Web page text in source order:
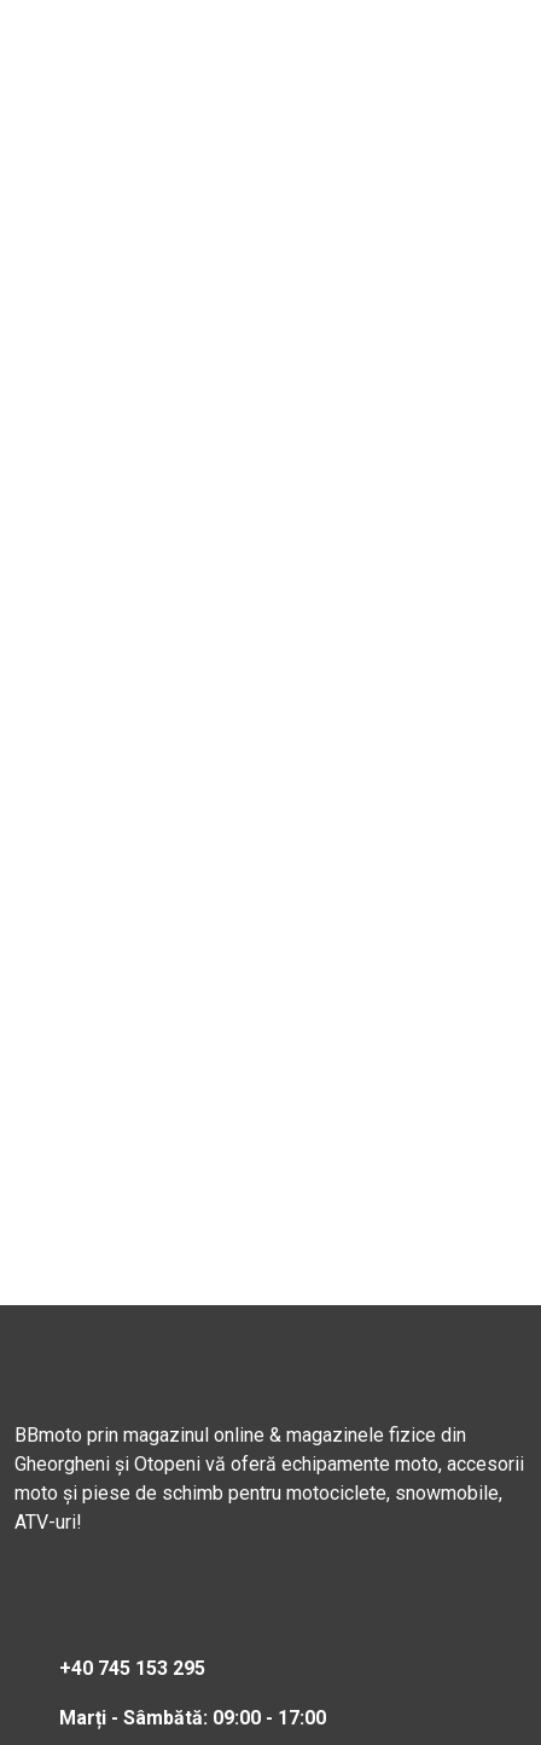
BBmoto prin magazinul online & magazinele fizice din
Gheorgheni și Otopeni vă oferă echipamente moto, accesorii
moto și piese de schimb pentru motociclete, snowmobile,
ATV-uri!
+40 745 153 295
Marți - Sâmbătă: 09:00 - 17:00